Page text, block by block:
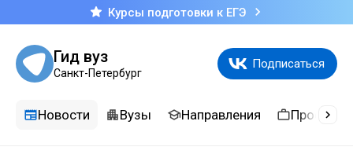
Курсы подготовки к ЕГЭ
Гид вуз
Санкт-Петербург
Подписаться
Новости Вузы Направления